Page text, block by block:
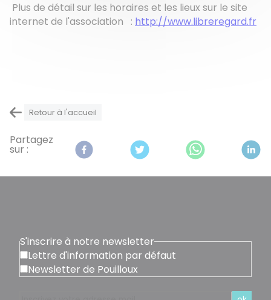
Plus de détail sur les horaires et les lieux sur le site
internet de l'association : http://www.libreregard.fr
Retour à l'accueil
Partagez
sur :
S'inscrire à notre newsletter
Lettre d'information par défaut
Newsletter de Pouilloux